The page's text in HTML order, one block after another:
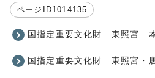
ページID1014135
国指定重要文化財 東照宮
国指定重要文化財 東照宮・